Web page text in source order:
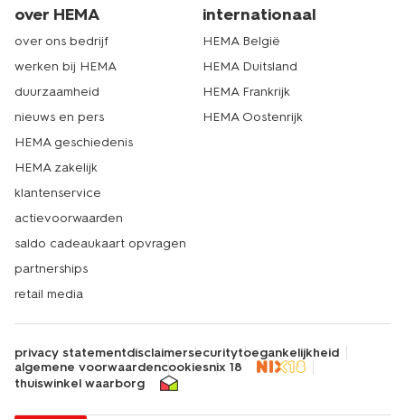
over HEMA
over ons bedrijf
werken bij HEMA
duurzaamheid
nieuws en pers
HEMA geschiedenis
HEMA zakelijk
klantenservice
actievoorwaarden
saldo cadeaukaart opvragen
partnerships
retail media
internationaal
HEMA België
HEMA Duitsland
HEMA Frankrijk
HEMA Oostenrijk
privacy statementdisclaimersecuritytoegankelijkheid
algemene voorwaardencookiesnix 18
thuiswinkel waarborg